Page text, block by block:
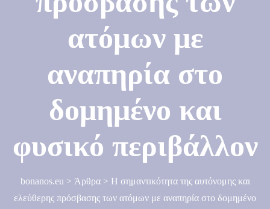
ατόμων με
αναπηρία στο
δομημένο και
φυσικό περιβάλλον
bonanos.eu> Άρθρα> Η σημαντικότητα της αυτόνομης και
ελεύθερης πρόσβασης των ατόμων με αναπηρία στο δομημένο